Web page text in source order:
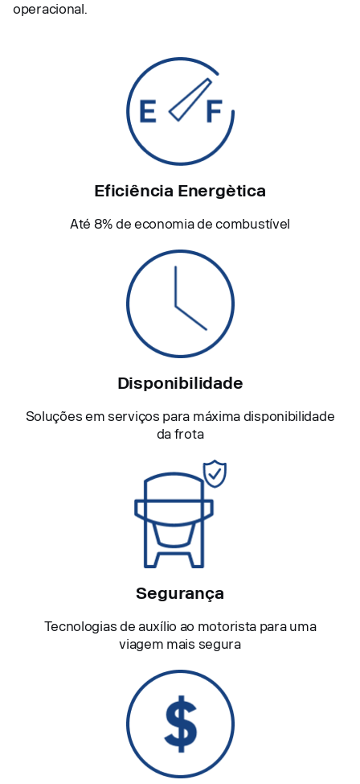
operacional.
Eficiência Energètica
Até 8% de economia de combustível
Disponibilidade
Soluções em serviços para máxima disponibilidade
da frota
Segurança
Tecnologias de auxílio ao motorista para uma
viagem mais segura